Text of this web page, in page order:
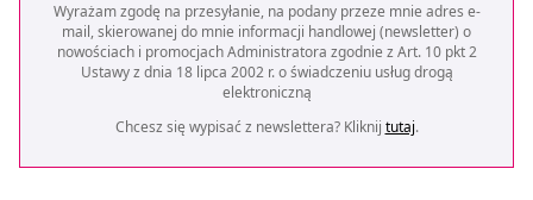
Wyrażam zgodę na przesyłanie, na podany przeze mnie adres e-
mail, skierowanej do mnie informacji handlowej (newsletter) o
nowościach i promocjach Administratora zgodnie z Art. 10 pkt 2
Ustawy z dnia 18 lipca 2002 r. o świadczeniu usług drogą
elektroniczną
Chcesz się wypisać z newslettera? Kliknij tutaj.